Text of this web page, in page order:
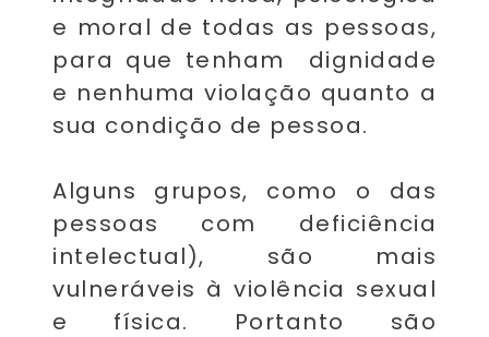
e moral de todas as pessoas,
para que tenham dignidade
e nenhuma violação quanto a
sua condição de pessoa.
Alguns grupos, como o das
pessoas com deficiência
intelectual), são mais
vulneráveis à violência sexual
e física. Portanto são